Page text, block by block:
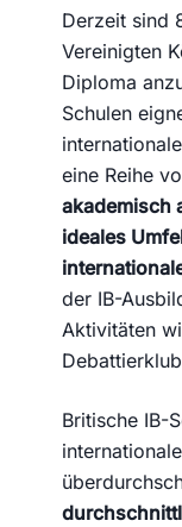
Derzeit sind
Vereinigten
Diploma
Schulen
eine Reihe
akademisch
ideales
der IB-
Aktivitäten
Britische IB-